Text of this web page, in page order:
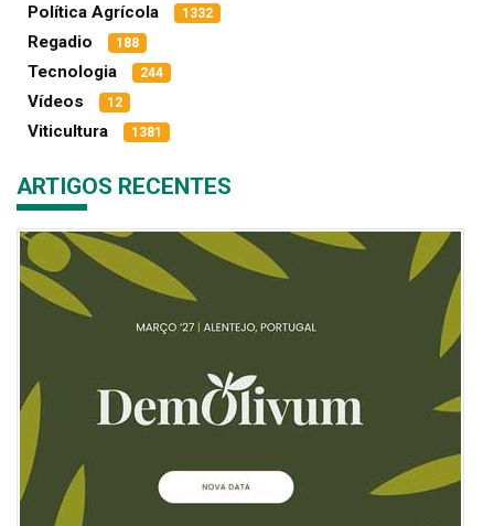
Política Agrícola 1332
Regadio 188
Tecnologia 244
Vídeos 12
Viticultura 1381
ARTIGOS RECENTES